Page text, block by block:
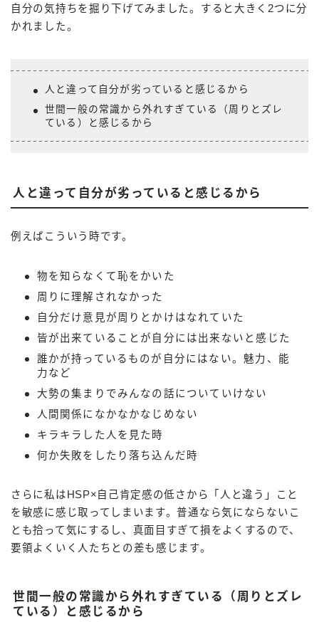
自分の気持ちを掘り下げてみました。すると大きく2つに分
かれました。
人と違って自分が劣っていると感じるから
世間一般の常識から外れすぎている（周りとズレ
ている）と感じるから
人と違って自分が劣っていると感じるから
例えばこういう時です。
物を知らなくて恥をかいた
周りに理解されなかった
自分だけ意見が周りとかけはなれていた
皆が出来ていることが自分には出来ないと感じた
誰かが持っているものが自分にはない。魅力、能
力など
大勢の集まりでみんなの話についていけない
人間関係になかなかなじめない
キラキラした人を見た時
何か失敗をしたり落ち込んだ時
さらに私はHSP×自己肯定感の低さから「人と違う」こと
を敏感に感じ取ってしまいます。普通なら気にならないこ
とも拾って気にするし、真面目すぎて損をよくするので、
要領よくいく人たちとの差も感じます。
世間一般の常識から外れすぎている（周りとズレ
ている）と感じるから